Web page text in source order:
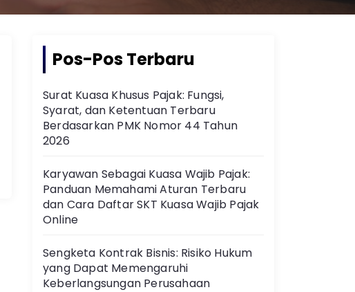
Pos-Pos Terbaru
Surat Kuasa Khusus Pajak: Fungsi,
Syarat, dan Ketentuan Terbaru
Berdasarkan PMK Nomor 44 Tahun
2026
Karyawan Sebagai Kuasa Wajib Pajak:
Panduan Memahami Aturan Terbaru
dan Cara Daftar SKT Kuasa Wajib Pajak
Online
Sengketa Kontrak Bisnis: Risiko Hukum
yang Dapat Memengaruhi
Keberlangsungan Perusahaan